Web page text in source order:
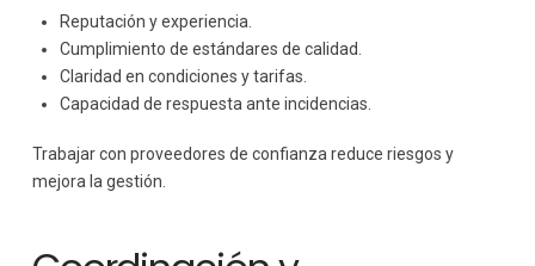
Reputación y experiencia.
Cumplimiento de estándares de calidad.
Claridad en condiciones y tarifas.
Capacidad de respuesta ante incidencias.
Trabajar con proveedores de confianza reduce riesgos y
mejora la gestión.